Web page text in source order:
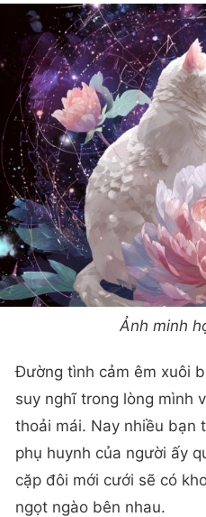
Ảnh minh
Đường tình cảm êm xuôi
suy nghĩ trong lòng mình
thoải mái. Nay nhiều bạn
phụ huynh của người ấy
cặp đôi mới cưới sẽ có
ngọt ngào bên nhau.